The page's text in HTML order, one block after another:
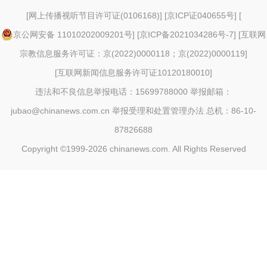
[网上传播视听节目许可证(0106168)] [京ICP证040655号] [
京公网安备 11010202009201号] [京ICP备2021034286号-7] [互联网
宗教信息服务许可证：京(2022)0000118；京(2022)0000119]
[互联网新闻信息服务许可证10120180010]
违法和不良信息举报电话：15699788000 举报邮箱：
jubao@chinanews.com.cn 举报受理和处置管理办法 总机：86-10-
87826688
Copyright ©1999-2026 chinanews.com. All Rights Reserved